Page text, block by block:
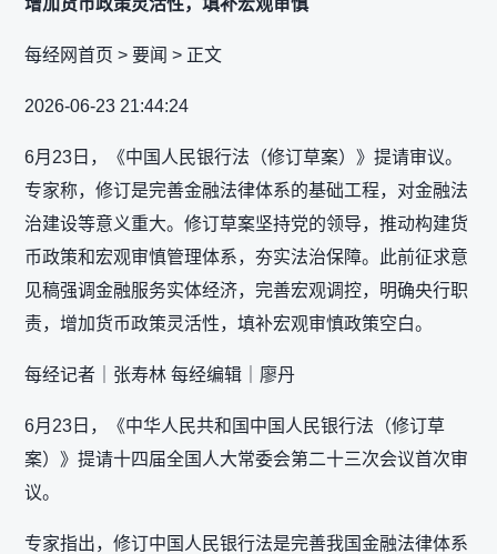
增加货币政策灵活性，填补宏观审慎
每经网首页 > 要闻 > 正文
2026-06-23 21:44:24
6月23日，《中国人民银行法（修订草案）》提请审议。
专家称，修订是完善金融法律体系的基础工程，对金融法
治建设等意义重大。修订草案坚持党的领导，推动构建货
币政策和宏观审慎管理体系，夯实法治保障。此前征求意
见稿强调金融服务实体经济，完善宏观调控，明确央行职
责，增加货币政策灵活性，填补宏观审慎政策空白。
每经记者｜张寿林 每经编辑｜廖丹
6月23日，《中华人民共和国中国人民银行法（修订草
案）》提请十四届全国人大常委会第二十三次会议首次审
议。
专家指出，修订中国人民银行法是完善我国金融法律体系